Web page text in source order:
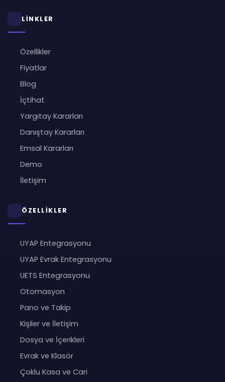
LİNKLER
Özellikler
Fiyatlar
Blog
İçtihat
Yargıtay Kararları
Danıştay Kararları
Emsal Kararları
Demo
İletişim
ÖZELLİKLER
UYAP Entegrasyonu
UYAP Evrak Entegrasyonu
UETS Entegrasyonu
Otomasyon
Pano ve Takip
Kişiler ve İletişim
Dosya ve İçerikleri
Evrak ve Klasör
Çoklu Kasa ve Cari